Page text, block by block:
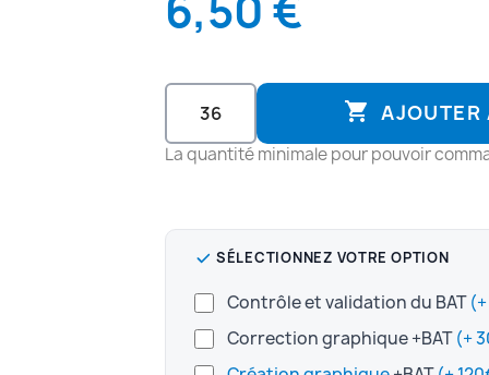
 AJOUTER
La quantité minimale pour pouvoir
SÉLECTIONNEZ VOTRE OPTION
Contrôle et validation du BAT
Correction graphique +BAT